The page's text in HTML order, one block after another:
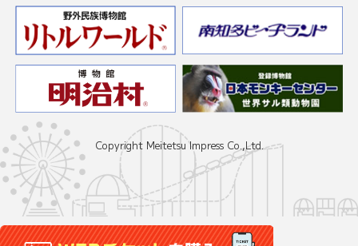
Copyright Meitetsu Impress Co.,Ltd.